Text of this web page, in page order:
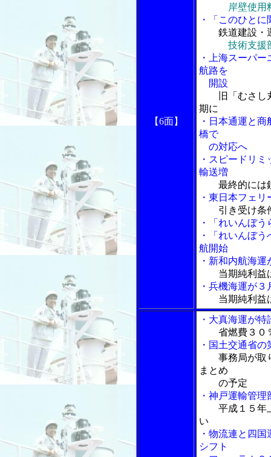
【6面】
岸壁使用
・「このひと
鉄道建設・
技術支
・上海スーパ
航路を
開設
旧「むさし
期に
・日本通運と
橋で
の対応へ
・スピードリ
輸送増
最終的には
・東日本フェ
引き受け条
・「れいんぼ
・「れいんぼ
航開始
・新和内航海
当期純利益
・兵機海運が
当期純利益
・大真海運が
省燃費３０
・国土交通省
事務局が取
まとめ
の予定
・神戸運輸管
平成１５年
い
・物流連と四
シフト